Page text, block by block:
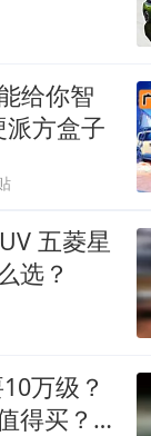
给你智
方盒子
五菱星
选？
万级？
得买？